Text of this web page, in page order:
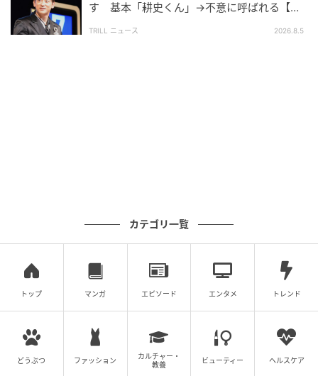
す 基本「耕史くん」→不意に呼ばれる【ユ
TRILL ニュース 2026.8.5
カテゴリ一覧
トップ マンガ エピソード エンタメ トレンド
どうぶつ ファッション
カルチャー・
教養
ビューティー ヘルスケア